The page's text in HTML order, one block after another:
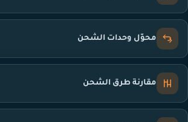
محوّل وحدات الشحن
مقارنة طرق الشحن